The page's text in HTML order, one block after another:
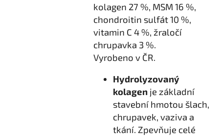
kolagen 27 %, MSM 16 %,
chondroitin sulfát 10 %,
vitamin C 4 %, žraločí
chrupavka 3 %.
Vyrobeno v ČR.
Hydrolyzovaný
kolagen je základní
stavební hmotou šlach,
chrupavek, vaziva a
tkání. Zpevňuje celé